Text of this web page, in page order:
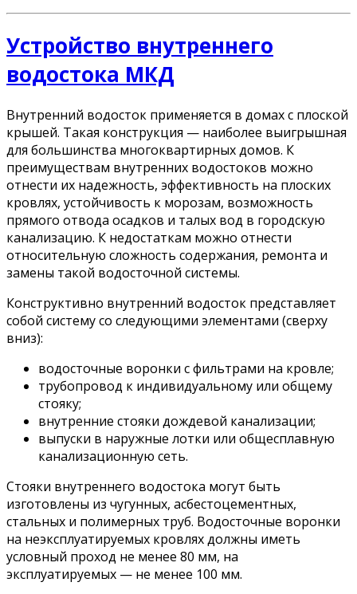
Устройство внутреннего
водостока МКД
Внутренний водосток применяется в домах с плоской
крышей. Такая конструкция — наиболее выигрышная
для большинства многоквартирных домов. К
преимуществам внутренних водостоков можно
отнести их надежность, эффективность на плоских
кровлях, устойчивость к морозам, возможность
прямого отвода осадков и талых вод в городскую
канализацию. К недостаткам можно отнести
относительную сложность содержания, ремонта и
замены такой водосточной системы.
Конструктивно внутренний водосток представляет
собой систему со следующими элементами (сверху
вниз):
водосточные воронки с фильтрами на кровле;
трубопровод к индивидуальному или общему
стояку;
внутренние стояки дождевой канализации;
выпуски в наружные лотки или общесплавную
канализационную сеть.
Стояки внутреннего водостока могут быть
изготовлены из чугунных, асбестоцементных,
стальных и полимерных труб. Водосточные воронки
на неэксплуатируемых кровлях должны иметь
условный проход не менее 80 мм, на
эксплуатируемых — не менее 100 мм.